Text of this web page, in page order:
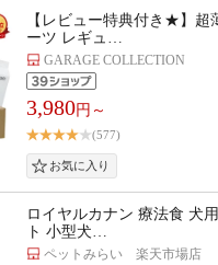
【レビュー特典付き★】超
ーツ レギュ…
GARAGE COLLECTION
3,980円～
(577)
ロイヤルカナン 療法食 犬
ト 小型犬…
ペットみらい 楽天市場店